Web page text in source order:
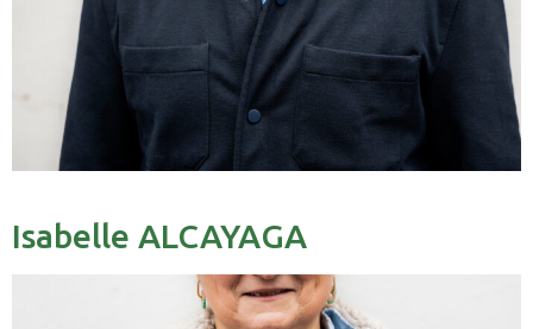
Isabelle ALCAYAGA